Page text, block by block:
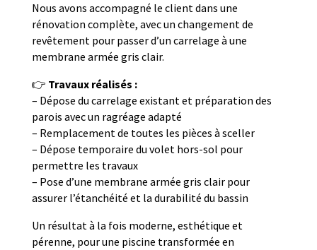
Nous avons accompagné le client dans une
rénovation complète, avec un changement de
revêtement pour passer d’un carrelage à une
membrane armée gris clair.
👉 Travaux réalisés :
– Dépose du carrelage existant et préparation des
parois avec un ragréage adapté
– Remplacement de toutes les pièces à sceller
– Dépose temporaire du volet hors-sol pour
permettre les travaux
– Pose d’une membrane armée gris clair pour
assurer l’étanchéité et la durabilité du bassin
Un résultat à la fois moderne, esthétique et
pérenne, pour une piscine transformée en